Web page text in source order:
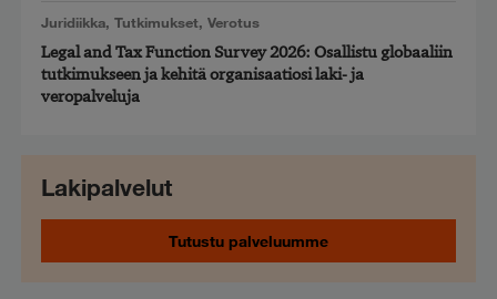
Juridiikka, Tutkimukset, Verotus
Legal and Tax Function Survey 2026: Osallistu globaaliin
tutkimukseen ja kehitä organisaatiosi laki- ja
veropalveluja
Lakipalvelut
Tutustu palveluumme